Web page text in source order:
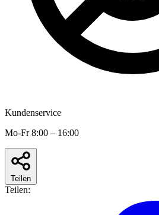
Kundenservice
Mo-Fr 8:00 – 16:00
Teilen
Teilen: